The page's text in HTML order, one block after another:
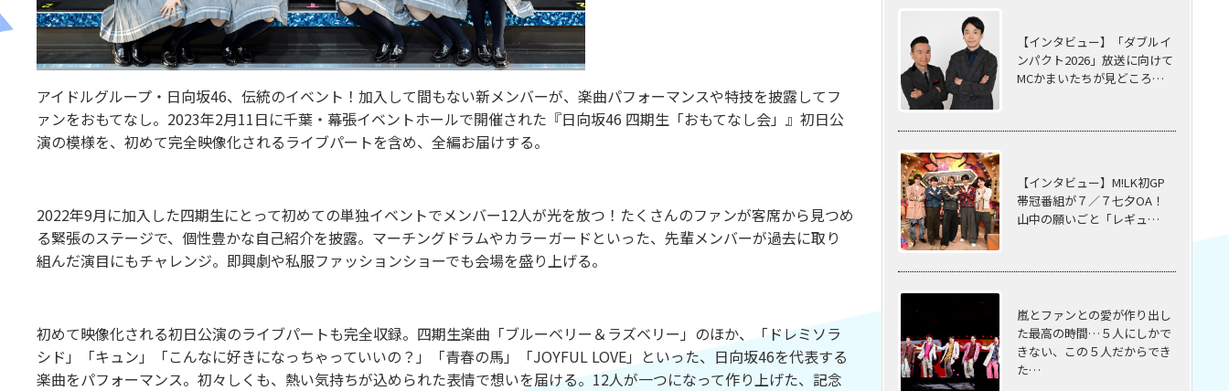
アイドルグループ・日向坂46、伝統のイベント！加入して間もない新メンバーが、楽曲パフォーマンスや特技を披露してフ
ァンをおもてなし。2023年2月11日に千葉・幕張イベントホールで開催された『日向坂46 四期生「おもてなし会」』初日公
演の模様を、初めて完全映像化されるライブパートを含め、全編お届けする。
2022年9月に加入した四期生にとって初めての単独イベントでメンバー12人が光を放つ！たくさんのファンが客席から見つめ
る緊張のステージで、個性豊かな自己紹介を披露。マーチングドラムやカラーガードといった、先輩メンバーが過去に取り
組んだ演目にもチャレンジ。即興劇や私服ファッションショーでも会場を盛り上げる。
初めて映像化される初日公演のライブパートも完全収録。四期生楽曲「ブルーベリー＆ラズベリー」のほか、「ドレミソラ
シド」「キュン」「こんなに好きになっちゃっていいの？」「青春の馬」「JOYFUL LOVE」といった、日向坂46を代表する
楽曲をパフォーマンス。初々しくも、熱い気持ちが込められた表情で想いを届ける。12人が一つになって作り上げた、記念
【インタビュー】「ダブルイ
ンパクト2026」放送に向けて
MCかまいたちが見どころ…
【インタビュー】M!LK初GP
帯冠番組が７／７七夕OA！
山中の願いごと「レギュ…
嵐とファンとの愛が作り出し
た最高の時間…５⼈にしかで
きない、この５⼈だからでき
た…